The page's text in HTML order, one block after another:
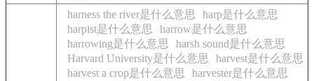
harness the river是什么意思
harp是什么意思
harpist是什么意思
harrow是什么意思
harrowing是什么意思
harsh sound是什么意思
Harvard University是什么意思
harvest是什么意思
harvest a crop是什么意思
harvester是什么意思